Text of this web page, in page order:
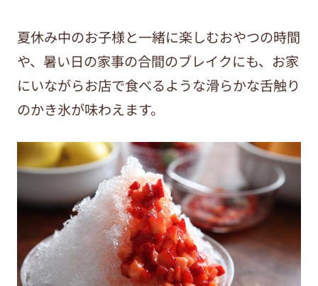
夏休み中のお子様と一緒に楽しむおやつの時間
や、暑い日の家事の合間のブレイクにも、お家
にいながらお店で食べるような滑らかな舌触り
のかき氷が味わえます。